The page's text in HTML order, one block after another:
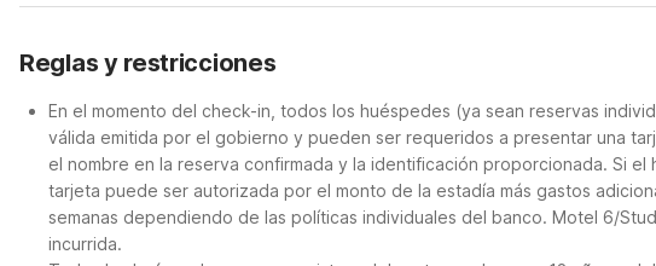
Reglas y restricciones
En el momento del check-in, todos los huéspedes (ya sean reservas
válida emitida por el gobierno y pueden ser requeridos a presentar una
el nombre en la reserva confirmada y la identificación proporcionada. Si
tarjeta puede ser autorizada por el monto de la estadía más gastos
semanas dependiendo de las políticas individuales del banco. Motel 6/
incurrida.